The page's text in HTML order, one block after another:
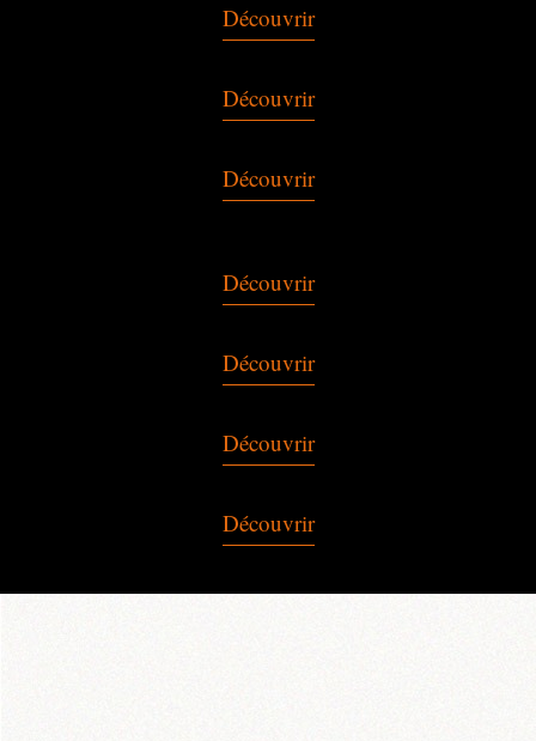
Découvrir
Découvrir
Découvrir
Découvrir
Découvrir
Découvrir
Découvrir